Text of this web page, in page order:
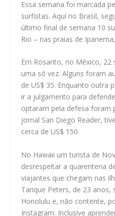
Essa semana foi marcada
surfistas.Aqui no Brasil,
último final de semana 10
Rio – nas praias de
Em Rosarito, no México,
uma só vez. Alguns foram
de US$ 35. Enquanto outra
ir a julgamento para
optaram pela defesa foram
jornal San Diego Reader,
cerca de US$ 150.
No Hawaii um turista de
desrespeitar a quarentena
viajantes que chegam nas
Tarique Peters, de 23 anos,
Honolulu e, não contente,
Instagram. Inclusive